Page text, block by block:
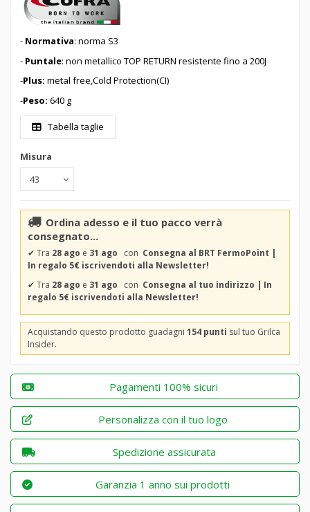
- Normativa: norma S3
- Puntale: non metallico TOP RETURN resistente fino a 200J
-Plus: metal free,Cold Protection(CI)
-Peso: 640 g
Tabella taglie
Misura
Ordina adesso e il tuo pacco verrà
consegnato...
✔ Tra 28 ago e 31 ago con Consegna al BRT FermoPoint |
In regalo 5€ iscrivendoti alla Newsletter!
✔ Tra 28 ago e 31 ago con Consegna al tuo indirizzo | In
regalo 5€ iscrivendoti alla Newsletter!
Acquistando questo prodotto guadagni 154 punti sul tuo Grilca
Insider.
Pagamenti 100% sicuri
Personalizza con il tuo logo
Spedizione assicurata
Garanzia 1 anno sui prodotti